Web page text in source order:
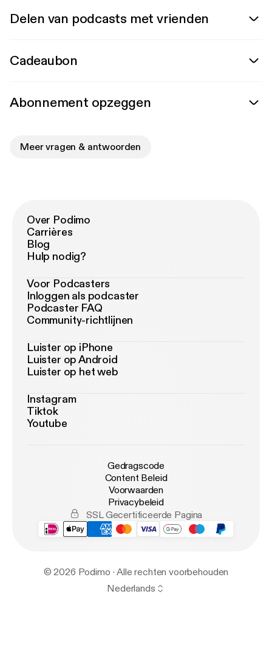
Delen van podcasts met vrienden
Cadeaubon
Abonnement opzeggen
Meer vragen & antwoorden
Over Podimo
Carrières
Blog
Hulp nodig?
Voor Podcasters
Inloggen als podcaster
Podcaster FAQ
Community-richtlijnen
Luister op iPhone
Luister op Android
Luister op het web
Instagram
Tiktok
Youtube
Gedragscode
Content Beleid
Voorwaarden
Privacybeleid
SSL Gecertificeerde Pagina
© 2026 Podimo · Alle rechten voorbehouden
Nederlands